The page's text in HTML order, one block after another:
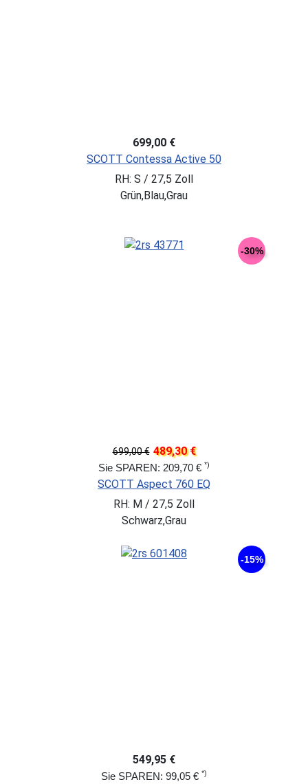
699,00 €
SCOTT Contessa Active 50
RH: S / 27,5 Zoll
Grün,Blau,Grau
-30%
699,00 € 489,30 €
Sie SPAREN: 209,70 € *)
SCOTT Aspect 760 EQ
RH: M / 27,5 Zoll
Schwarz,Grau
-15%
549,95 €
Sie SPAREN: 99,05 € *)